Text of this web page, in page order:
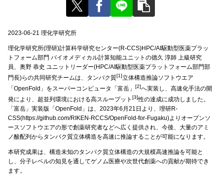
2023-06-21 理化学研究所
理化学研究所(理研)計算科学研究センター(R-CCS)HPC/AI駆動型医薬プラッ
トフォーム部門 バイオメディカル計算知能ユニットの德久 淳師 上級研究
員、奥野 恭史 ユニットリーダー(HPC/AI駆動型医薬プラットフォーム部門部
門長)らの共同研究チームは、タンパク質[1]立体構造推論ソフトウエア
「OpenFold」をスーパーコンピュータ「富岳」
[2]へ実装し、高速化手法の開
発により、超並列環境における高スループット [3]性の達成に成功しました。
「富岳」実装版「OpenFold」は、2023年6月21日より、理研R-
CSS(https://github.com/RIKEN-RCCS/OpenFold-for-Fugaku)よりオープンソ
ースソフトウエアの形で創薬研究者などへ広く提供され、今後、大量のアミ
ノ酸配列からタンパク質立体構造を高速に推論することが可能になります。
本研究成果は、構造未知のタンパク質立体構造の大規模高速推論を可能と
し、分子レベルの知見を通してゲノム医療や次世代創薬への貢献が期待でき
ます。